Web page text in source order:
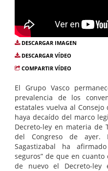
DESCARGAR IMAGEN
DESCARGAR VÍDEO
COMPARTIR VÍDEO
El Grupo Vasco
prevalencia de los
estatales vuelva al
haya decaído del marco
Decreto-ley en materia de
del Congreso de ayer.
Sagastizabal ha
seguros” de que en
de nuevo el Decreto-